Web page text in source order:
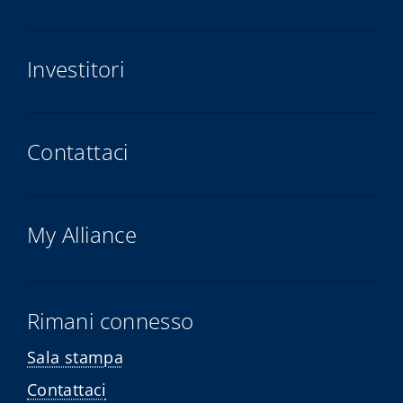
Investitori
Contattaci
My Alliance
Rimani connesso
Sala stampa
Contattaci